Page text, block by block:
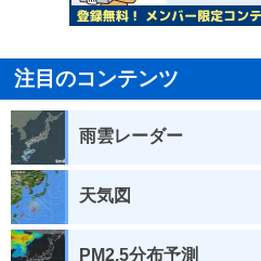
注目のコンテンツ
雨雲レーダー
天気図
PM2.5分布予測